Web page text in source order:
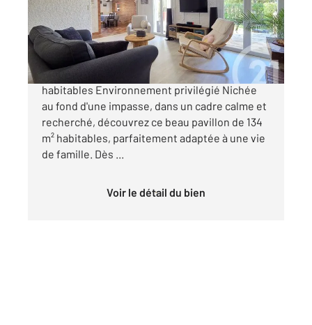
Maison à vendre
249 000 €
Maison familiale T5 Mitoyenne d'un côté 134 m²
habitables Environnement privilégié Nichée
au fond d'une impasse, dans un cadre calme et
recherché, découvrez ce beau pavillon de 134
m² habitables, parfaitement adaptée à une vie
de famille. Dès ...
Voir le détail du bien